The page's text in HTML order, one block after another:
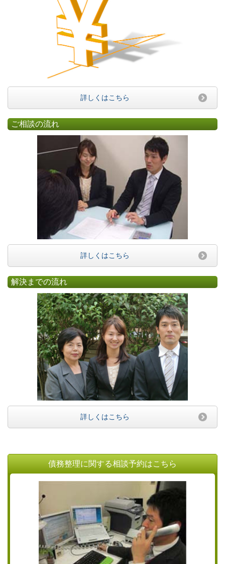
詳しくはこちら
ご相談の流れ
詳しくはこちら
解決までの流れ
詳しくはこちら
債務整理に関する相談予約はこちら